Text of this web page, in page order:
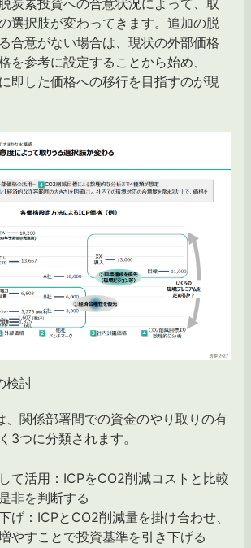
炭素投資への合意状況によって、取
選択肢が変わってきます。追加の脱
合意がない場合は、現状の外部価格
を参考に設定することから始め、
即した価格への移行を目指すのが現
検討
、関係部署間での資金のやり取りの有
3つに分類されます。
て活用：ICPをCO2削減コストと比較
非を判断する
げ：ICPとCO2削減量を掛け合わせ、
やすことで投資基準を引き下げる